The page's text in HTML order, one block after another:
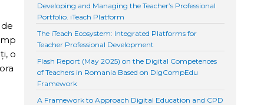
o
Developing and Managing the Teacher’s Professional
Portfolio. iTeach Platform
The iTeach Ecosystem: Integrated Platforms for
Teacher Professional Development
Flash Report (May 2025) on the Digital Competences
of Teachers in Romania Based on DigCompEdu
Framework
A Framework to Approach Digital Education and CPD